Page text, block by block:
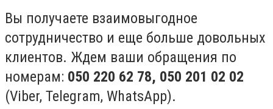
Вы получаете взаимовыгодное
сотрудничество и еще больше довольных
клиентов. Ждем ваши обращения по
номерам: 050 220 62 78, 050 201 02 02
(Viber, Telegram, WhatsApp).